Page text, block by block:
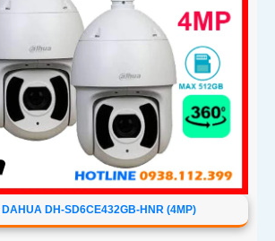
DH-SD6CE432GB-HNR (4MP)